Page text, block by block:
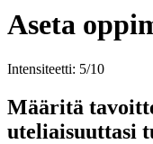
Aseta
Intensiteetti: 5/10
Määritä
uteliaisuuttasi